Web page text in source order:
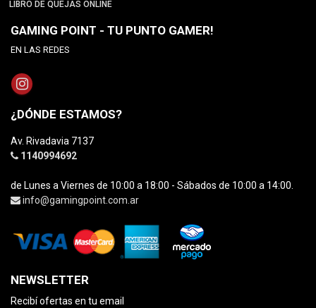
LIBRO DE QUEJAS ONLINE
GAMING POINT - TU PUNTO GAMER!
EN LAS REDES
¿DÓNDE ESTAMOS?
Av. Rivadavia 7137
1140994692
de Lunes a Viernes de 10:00 a 18:00 - Sábados de 10:00 a 14:00.
info@gamingpoint.com.ar
NEWSLETTER
Recibí ofertas en tu email